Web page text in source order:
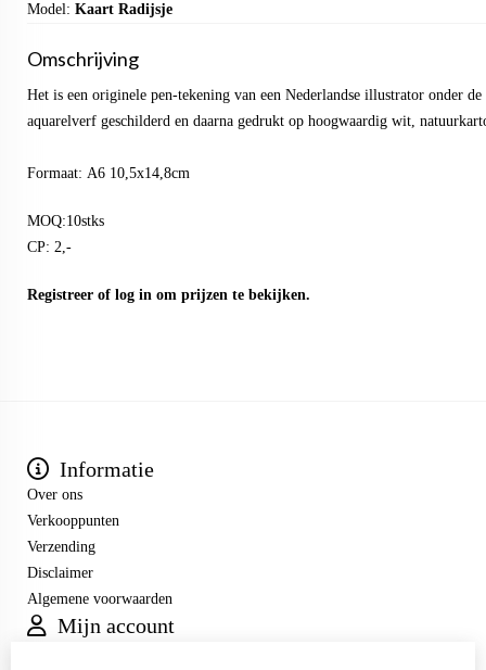
Model: Kaart Radijsje
Omschrijving
Het is een originele pen-tekening van een Nederlandse illustrator onder
aquarelverf geschilderd en daarna gedrukt op hoogwaardig wit,
Formaat: A6 10,5x14,8cm
MOQ:10stks
CP: 2,-
Registreer of log in om prijzen te bekijken.
Informatie
Over ons
Verkooppunten
Verzending
Disclaimer
Algemene voorwaarden
Mijn account